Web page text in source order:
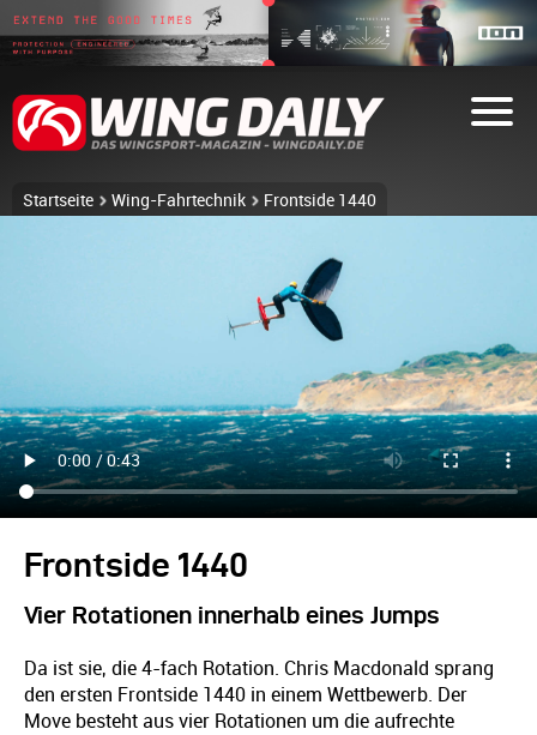
Startseite Wing-Fahrtechnik Frontside 1440
Frontside 1440
Vier Rotationen innerhalb eines Jumps
Da ist sie, die 4-fach Rotation. Chris Macdonald sprang
den ersten Frontside 1440 in einem Wettbewerb. Der
Move besteht aus vier Rotationen um die aufrechte